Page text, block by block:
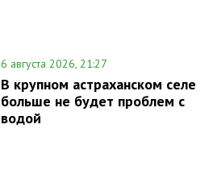
6 августа 2026, 21:27
В крупном астраханском селе
больше не будет проблем с
водой